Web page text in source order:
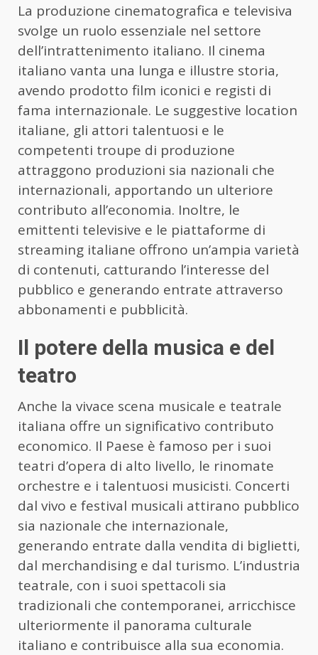
La produzione cinematografica e televisiva
svolge un ruolo essenziale nel settore
dell’intrattenimento italiano. Il cinema
italiano vanta una lunga e illustre storia,
avendo prodotto film iconici e registi di
fama internazionale. Le suggestive location
italiane, gli attori talentuosi e le
competenti troupe di produzione
attraggono produzioni sia nazionali che
internazionali, apportando un ulteriore
contributo all’economia. Inoltre, le
emittenti televisive e le piattaforme di
streaming italiane offrono un’ampia varietà
di contenuti, catturando l’interesse del
pubblico e generando entrate attraverso
abbonamenti e pubblicità.
Il potere della musica e del
teatro
Anche la vivace scena musicale e teatrale
italiana offre un significativo contributo
economico. Il Paese è famoso per i suoi
teatri d’opera di alto livello, le rinomate
orchestre e i talentuosi musicisti. Concerti
dal vivo e festival musicali attirano pubblico
sia nazionale che internazionale,
generando entrate dalla vendita di biglietti,
dal merchandising e dal turismo. L’industria
teatrale, con i suoi spettacoli sia
tradizionali che contemporanei, arricchisce
ulteriormente il panorama culturale
italiano e contribuisce alla sua economia.